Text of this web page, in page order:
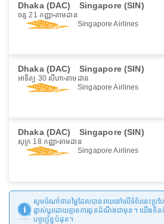
Dhaka (DAC) Singapore (SIN)
ចន្ទ 21 កញ្ញា តាមដាន
Singapore Airlines
Dhaka (DAC) Singapore (SIN)
អាទិត្យ 30 សីហា តាមដាន
Singapore Airlines
Dhaka (DAC) Singapore (SIN)
សុក្រ 18 កញ្ញា តាមដាន
Singapore Airlines
សូមចំណាំថាតម្លៃដែលបានរាយនៅលើទំព័រនេះ
ផ្លាស់ប្តូរដោយគ្មានការជូនដំណឹងជាមុន។ យើងខិ
បច្ចុប្បន្នបំផុត។